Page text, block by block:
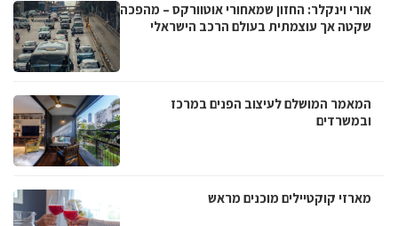
אורי וינקלר: החזון שמאחורי אוטוורקס – מהפכה
שקטה אך עוצמתית בעולם הרכב הישראלי
המאמר המושלם לעיצוב הפנים במרכז
ובמשרדים
מארזי קוקטיילים מוכנים מראש